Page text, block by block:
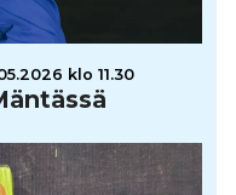
klo 11.30